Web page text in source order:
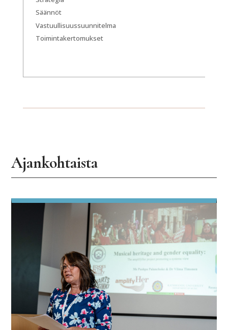
Säännöt
Vastuullisuussuunnitelma
Toimintakertomukset
Ajankohtaista